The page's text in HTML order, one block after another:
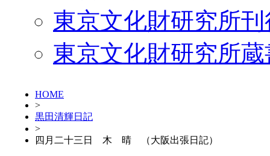
東京文化財研究所
東京文化財研究所
HOME
>
黒田清輝日記
>
四月二十三日 木 晴 （大阪出張日記）